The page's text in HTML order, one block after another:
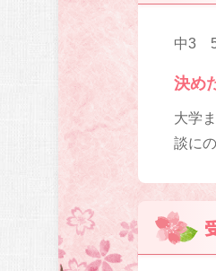
中3 5
決め
大学
談に